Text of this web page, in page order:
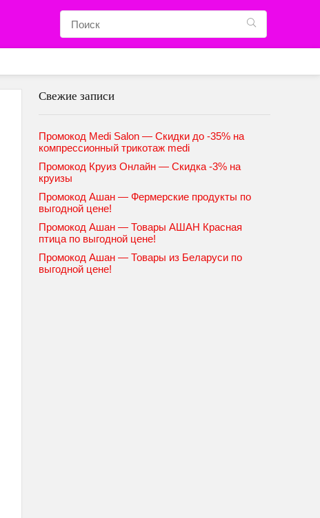
Свежие записи
Промокод Medi Salon — Скидки до -35% на
компрессионный трикотаж medi
Промокод Круиз Онлайн — Скидка -3% на
круизы
Промокод Ашан — Фермерские продукты по
выгодной цене!
Промокод Ашан — Товары АШАН Красная
птица по выгодной цене!
Промокод Ашан — Товары из Беларуси по
выгодной цене!